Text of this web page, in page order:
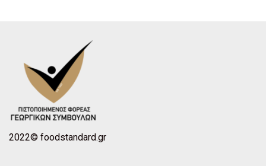
2022© foodstandard.gr